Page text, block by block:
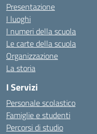
Presentazione
I luoghi
I numeri della scuola
Le carte della scuola
Organizzazione
La storia
I Servizi
Personale scolastico
Famiglie e studenti
Percorsi di studio